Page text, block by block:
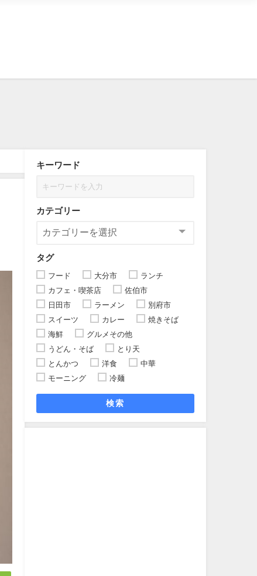
キーワード
カテゴリー
タグ
フード 大分市
ランチ
カフェ・喫茶店
佐伯市
日田市
ラーメン
別府市
スイーツ
カレー
焼きそば
海鮮
グルメその他
うどん・そば
とり天
とんかつ
洋食
中華
モーニング
冷麺
検索